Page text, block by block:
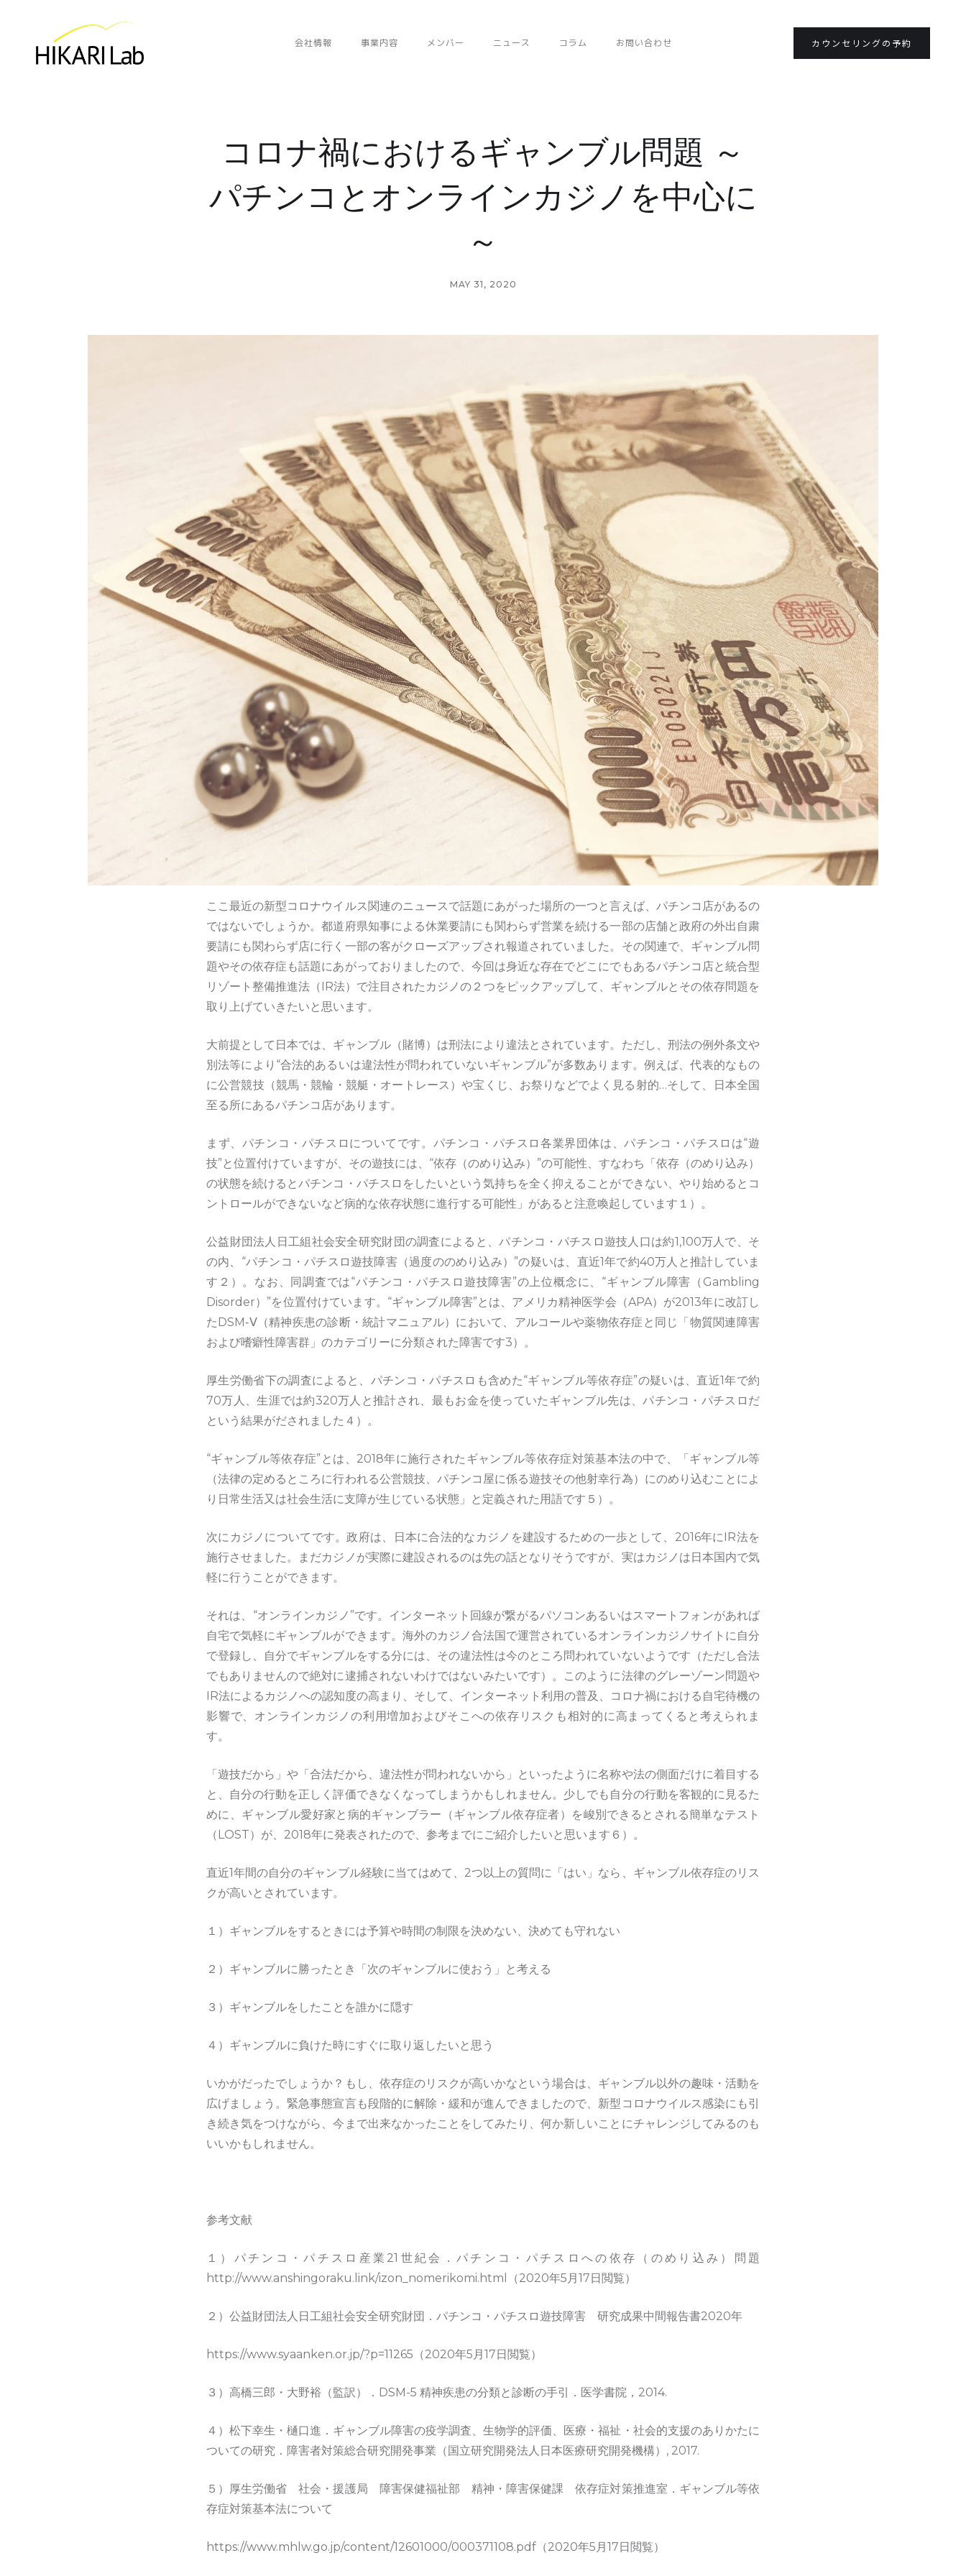
会社情報 事業内容 メンバー ニュース コラム お問い合わせ カウンセリングの予約
コロナ禍におけるギャンブル問題 ～
パチンコとオンラインカジノを中心に
～
MAY 31, 2020
ここ最近の新型コロナウイルス関連のニュースで話題にあがった場所の一つと言えば、パチンコ店があるの
ではないでしょうか。都道府県知事による休業要請にも関わらず営業を続ける一部の店舗と政府の外出自粛
要請にも関わらず店に行く一部の客がクローズアップされ報道されていました。その関連で、ギャンブル問
題やその依存症も話題にあがっておりましたので、今回は身近な存在でどこにでもあるパチンコ店と統合型
リゾート整備推進法（IR法）で注目されたカジノの２つをピックアップして、ギャンブルとその依存問題を
取り上げていきたいと思います。
大前提として日本では、ギャンブル（賭博）は刑法により違法とされています。ただし、刑法の例外条文や
別法等により“合法的あるいは違法性が問われていないギャンブル”が多数あります。例えば、代表的なもの
に公営競技（競馬・競輪・競艇・オートレース）や宝くじ、お祭りなどでよく見る射的…そして、日本全国
至る所にあるパチンコ店があります。
まず、パチンコ・パチスロについてです。パチンコ・パチスロ各業界団体は、パチンコ・パチスロは“遊
技”と位置付けていますが、その遊技には、“依存（のめり込み）”の可能性、すなわち「依存（のめり込み）
の状態を続けるとパチンコ・パチスロをしたいという気持ちを全く抑えることができない、やり始めるとコ
ントロールができないなど病的な依存状態に進行する可能性」があると注意喚起しています１）。
公益財団法人日工組社会安全研究財団の調査によると、パチンコ・パチスロ遊技人口は約1,100万人で、そ
の内、“パチンコ・パチスロ遊技障害（過度ののめり込み）”の疑いは、直近1年で約40万人と推計していま
す２）。なお、同調査では“パチンコ・パチスロ遊技障害”の上位概念に、“ギャンブル障害（Gambling
Disorder）”を位置付けています。“ギャンブル障害”とは、アメリカ精神医学会（APA）が2013年に改訂し
たDSM‐Ⅴ（精神疾患の診断・統計マニュアル）において、アルコールや薬物依存症と同じ「物質関連障害
および嗜癖性障害群」のカテゴリーに分類された障害です3）。
厚生労働省下の調査によると、パチンコ・パチスロも含めた“ギャンブル等依存症”の疑いは、直近1年で約
70万人、生涯では約320万人と推計され、最もお金を使っていたギャンブル先は、パチンコ・パチスロだ
という結果がだされました４）。
“ギャンブル等依存症”とは、2018年に施行されたギャンブル等依存症対策基本法の中で、「ギャンブル等
（法律の定めるところに行われる公営競技、パチンコ屋に係る遊技その他射幸行為）にのめり込むことによ
り日常生活又は社会生活に支障が生じている状態」と定義された用語です５）。
次にカジノについてです。政府は、日本に合法的なカジノを建設するための一歩として、2016年にIR法を
施行させました。まだカジノが実際に建設されるのは先の話となりそうですが、実はカジノは日本国内で気
軽に行うことができます。
それは、“オンラインカジノ”です。インターネット回線が繋がるパソコンあるいはスマートフォンがあれば
自宅で気軽にギャンブルができます。海外のカジノ合法国で運営されているオンラインカジノサイトに自分
で登録し、自分でギャンブルをする分には、その違法性は今のところ問われていないようです（ただし合法
でもありませんので絶対に逮捕されないわけではないみたいです）。このように法律のグレーゾーン問題や
IR法によるカジノへの認知度の高まり、そして、インターネット利用の普及、コロナ禍における自宅待機の
影響で、オンラインカジノの利用増加およびそこへの依存リスクも相対的に高まってくると考えられま
す。
「遊技だから」や「合法だから、違法性が問われないから」といったように名称や法の側面だけに着目する
と、自分の行動を正しく評価できなくなってしまうかもしれません。少しでも自分の行動を客観的に見るた
めに、ギャンブル愛好家と病的ギャンブラー（ギャンブル依存症者）を峻別できるとされる簡単なテスト
（LOST）が、2018年に発表されたので、参考までにご紹介したいと思います６）。
直近1年間の自分のギャンブル経験に当てはめて、2つ以上の質問に「はい」なら、ギャンブル依存症のリス
クが高いとされています。
１）ギャンブルをするときには予算や時間の制限を決めない、決めても守れない
２）ギャンブルに勝ったとき「次のギャンブルに使おう」と考える
３）ギャンブルをしたことを誰かに隠す
４）ギャンブルに負けた時にすぐに取り返したいと思う
いかがだったでしょうか？もし、依存症のリスクが高いかなという場合は、ギャンブル以外の趣味・活動を
広げましょう。緊急事態宣言も段階的に解除・緩和が進んできましたので、新型コロナウイルス感染にも引
き続き気をつけながら、今まで出来なかったことをしてみたり、何か新しいことにチャレンジしてみるのも
いいかもしれません。
参考文献
１）パチンコ・パチスロ産業21世紀会．パチンコ・パチスロへの依存（のめり込み）問題
http://www.anshingoraku.link/izon_nomerikomi.html（2020年5月17日閲覧）
２）公益財団法人日工組社会安全研究財団．パチンコ・パチスロ遊技障害 研究成果中間報告書2020年
https://www.syaanken.or.jp/?p=11265（2020年5月17日閲覧）
３）高橋三郎・大野裕（監訳）．DSM-5 精神疾患の分類と診断の手引．医学書院，2014.
４）松下幸生・樋口進．ギャンブル障害の疫学調査、生物学的評価、医療・福祉・社会的支援のありかたに
ついての研究．障害者対策総合研究開発事業（国立研究開発法人日本医療研究開発機構）, 2017.
５）厚生労働省 社会・援護局 障害保健福祉部 精神・障害保健課 依存症対策推進室．ギャンブル等依
存症対策基本法について
https://www.mhlw.go.jp/content/12601000/000371108.pdf（2020年5月17日閲覧）